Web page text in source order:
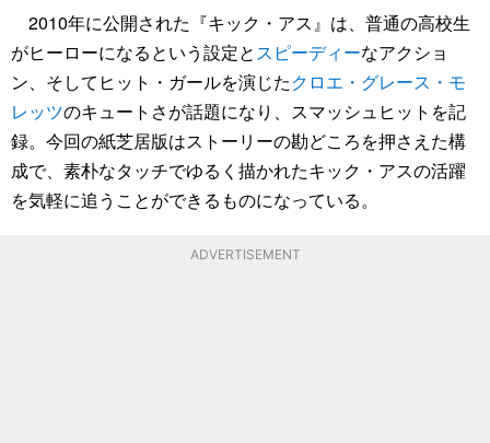
2010年に公開された『キック・アス』は、普通の高校生
がヒーローになるという設定とスピーディーなアクショ
ン、そしてヒット・ガールを演じたクロエ・グレース・モ
レッツのキュートさが話題になり、スマッシュヒットを記
録。今回の紙芝居版はストーリーの勘どころを押さえた構
成で、素朴なタッチでゆるく描かれたキック・アスの活躍
を気軽に追うことができるものになっている。
ADVERTISEMENT